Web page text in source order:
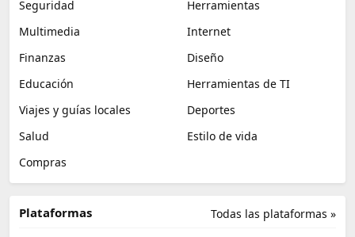
Seguridad
Herramientas
Multimedia
Internet
Finanzas
Diseño
Educación
Herramientas de TI
Viajes y guías locales
Deportes
Salud
Estilo de vida
Compras
Todas las plataformas »
Plataformas